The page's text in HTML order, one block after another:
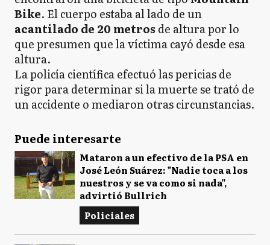
Bike. El cuerpo estaba al lado de un
acantilado de 20 metros de altura por lo
que presumen que la víctima cayó desde esa
altura.
La policía científica efectuó las pericias de
rigor para determinar si la muerte se trató de
un accidente o mediaron otras circunstancias.
Puede interesarte
Mataron a un efectivo de la PSA en
José León Suárez: "Nadie toca a los
nuestros y se va como si nada",
advirtió Bullrich
Policiales